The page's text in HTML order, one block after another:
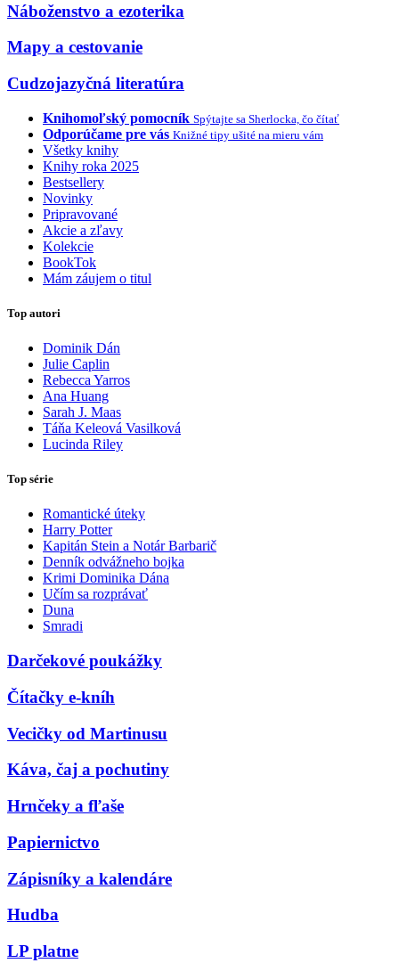
Náboženstvo a ezoterika
Mapy a cestovanie
Cudzojazyčná literatúra
Knihomoľský pomocník Spýtajte sa Sherlocka, čo čítať
Odporúčame pre vás Knižné tipy ušité na mieru vám
Všetky knihy
Knihy roka 2025
Bestsellery
Novinky
Pripravované
Akcie a zľavy
Kolekcie
BookTok
Mám záujem o titul
Top autori
Dominik Dán
Julie Caplin
Rebecca Yarros
Ana Huang
Sarah J. Maas
Táňa Keleová Vasilková
Lucinda Riley
Top série
Romantické úteky
Harry Potter
Kapitán Stein a Notár Barbarič
Denník odvážneho bojka
Krimi Dominika Dána
Učím sa rozprávať
Duna
Smradi
Darčekové poukážky
Čítačky e-kníh
Vecičky od Martinusu
Káva, čaj a pochutiny
Hrnčeky a fľaše
Papiernictvo
Zápisníky a kalendáre
Hudba
LP platne